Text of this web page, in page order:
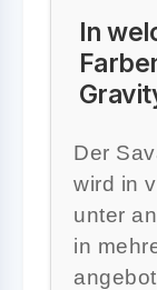
In
Der
wird in
unter
in